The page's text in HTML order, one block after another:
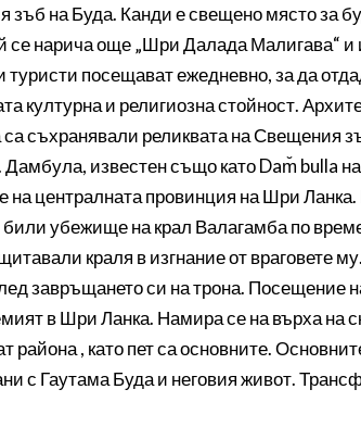
на Буда. Канди е свещено място за
се нарича още „Шри Далада Малигава“ и
посещават ежедневно, за да
културна и религиозна стойност.
съхранявали реликвата на Свещения
известен също като Dam̆ bulla
на централната провинция на Шри
убежище на крал Валагамба по
краля в изгнание от враговете
завръщането си на трона.
в Шри Ланка. Намира се на върха на
, като пет са основните.
с Гаутама Буда и неговия живот.